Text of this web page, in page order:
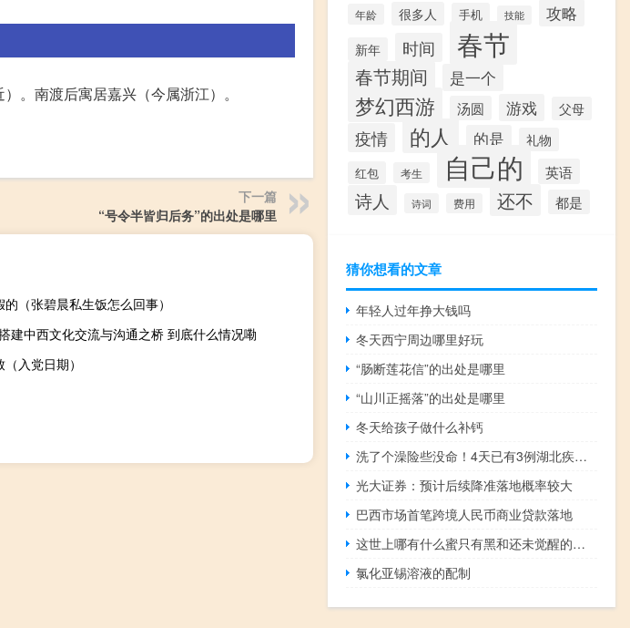
）。南渡后寓居嘉兴（今属浙江）。
下一篇
“号令半皆归后务”的出处是哪里
（张碧晨私生饭怎么回事）
建中西文化交流与沟通之桥 到底什么情况嘞
入党日期）
年龄 很多人 手机 技能 攻略
新年 时间 春节
春节期间 是一个
梦幻西游 汤圆 游戏 父母
疫情 的人 的是 礼物
红包 考生 自己的 英语
诗人 诗词 费用 还不 都是
猜你想看的文章
年轻人过年挣大钱吗
冬天西宁周边哪里好玩
“肠断莲花信”的出处是哪里
“山川正摇落”的出处是哪里
冬天给孩子做什么补钙
洗了个澡险些没命！4天已有3例湖北疾控提醒 到底什么情况嘞
光大证券：预计后续降准落地概率较大
巴西市场首笔跨境人民币商业贷款落地
这世上哪有什么蜜只有黑和还未觉醒的黑什么梗？这世上哪有什么蜜只有黑和还未觉醒的黑是什么意思什么梗
氯化亚锡溶液的配制